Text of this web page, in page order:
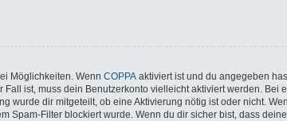
Möglichkeiten. Wenn COPPA aktiviert ist und du angegeben
ist, muss dein Benutzerkonto vielleicht aktiviert werden. Bei
wurde dir mitgeteilt, ob eine Aktivierung nötig ist oder nicht.
Spam-Filter blockiert wurde. Wenn du dir sicher bist, dass